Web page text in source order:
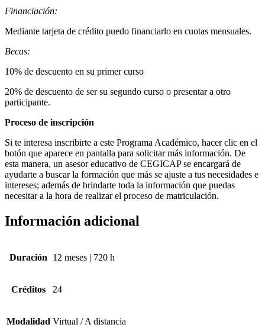
Financiación:
Mediante tarjeta de crédito puedo financiarlo en cuotas mensuales.
Becas:
10% de descuento en su primer curso
20% de descuento de ser su segundo curso o presentar a otro
participante.
Proceso de inscripción
Si te interesa inscribirte a este Programa Académico, hacer clic en el
botón que aparece en pantalla para solicitar más información. De
esta manera, un asesor educativo de CEGICAP se encargará de
ayudarte a buscar la formación que más se ajuste a tus necesidades e
intereses; además de brindarte toda la información que puedas
necesitar a la hora de realizar el proceso de matriculación.
Información adicional
Duración 12 meses | 720 h
Créditos 24
Modalidad Virtual / A distancia